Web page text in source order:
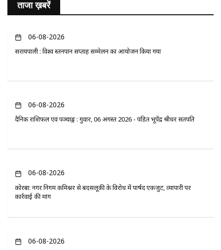
ताजा ख़बरें
06-08-2026
सरायपाली : विश्व स्तनपान सप्ताह सम्मेलन का आयोजन किया गया
06-08-2026
दैनिक राशिफल एवं पञ्चाङ्ग : गुरुवार, 06 अगस्त 2026 - पंडित भूपेंद्र श्रीधर सतपति
06-08-2026
कोरबा: नगर निगम कमिश्नर से बदसलूकी के विरोध में पार्षद एकजुट, व्यापारी पर
कार्रवाई की मांग
06-08-2026